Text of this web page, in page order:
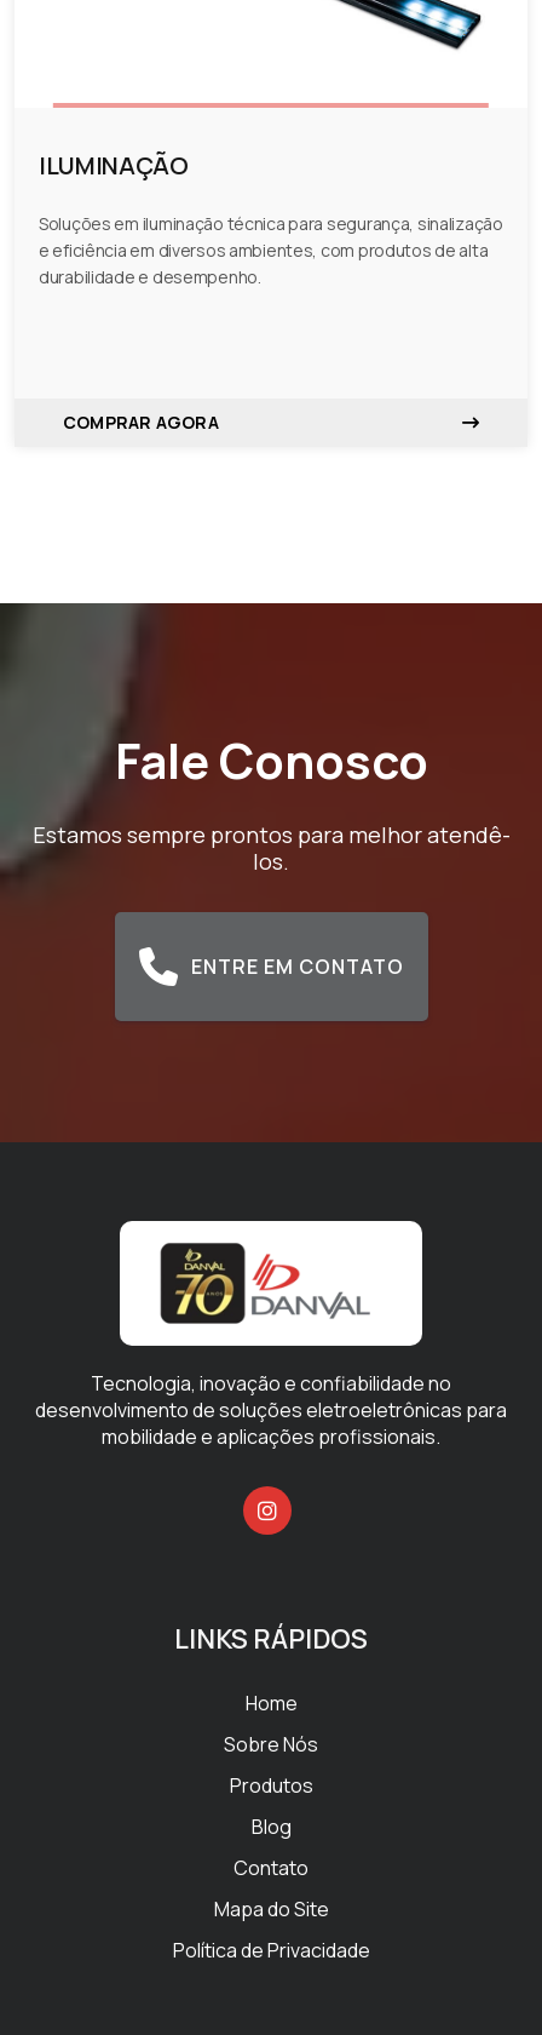
ILUMINAÇÃO
Soluções em iluminação técnica para segurança, sinalização
e eficiência em diversos ambientes, com produtos de alta
durabilidade e desempenho.
COMPRAR AGORA
Fale Conosco
Estamos sempre prontos para melhor atendê-
los.
ENTRE EM CONTATO
Tecnologia, inovação e confiabilidade no
desenvolvimento de soluções eletroeletrônicas para
mobilidade e aplicações profissionais.
LINKS RÁPIDOS
Home
Sobre Nós
Produtos
Blog
Contato
Mapa do Site
Política de Privacidade